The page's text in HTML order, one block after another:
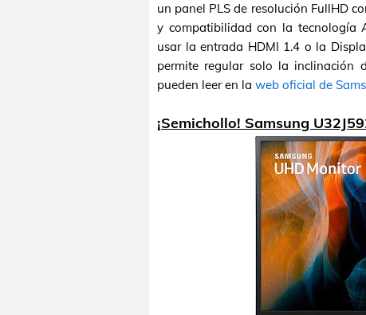
un panel PLS de resolución FullHD
y compatibilidad con la tecnología
usar la entrada HDMI 1.4 o la
permite regular solo la inclinación
pueden leer en la web oficial de
¡Semichollo! Samsung